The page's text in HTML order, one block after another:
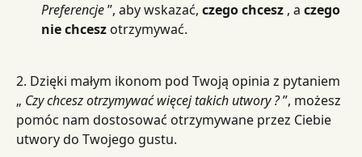
Preferencje ”, aby wskazać, czego chcesz , a czego
nie chcesz otrzymywać.
2. Dzięki małym ikonom pod Twoją opinia z pytaniem
„ Czy chcesz otrzymywać więcej takich utwory ? ”, możesz
pomóc nam dostosować otrzymywane przez Ciebie
utwory do Twojego gustu.